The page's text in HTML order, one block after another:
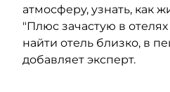
атмосферу, узнать, как
"Плюс зачастую в
найти отель близко, в
добавляет эксперт.